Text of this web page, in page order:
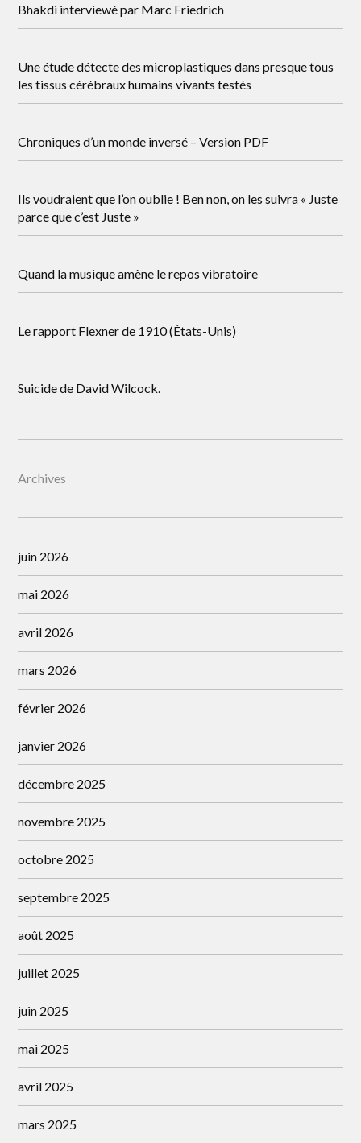
Bhakdi interviewé par Marc Friedrich
Une étude détecte des microplastiques dans presque tous
les tissus cérébraux humains vivants testés
Chroniques d’un monde inversé – Version PDF
Ils voudraient que l’on oublie ! Ben non, on les suivra « Juste
parce que c’est Juste »
Quand la musique amène le repos vibratoire
Le rapport Flexner de 1910 (États-Unis)
Suicide de David Wilcock.
Archives
juin 2026
mai 2026
avril 2026
mars 2026
février 2026
janvier 2026
décembre 2025
novembre 2025
octobre 2025
septembre 2025
août 2025
juillet 2025
juin 2025
mai 2025
avril 2025
mars 2025